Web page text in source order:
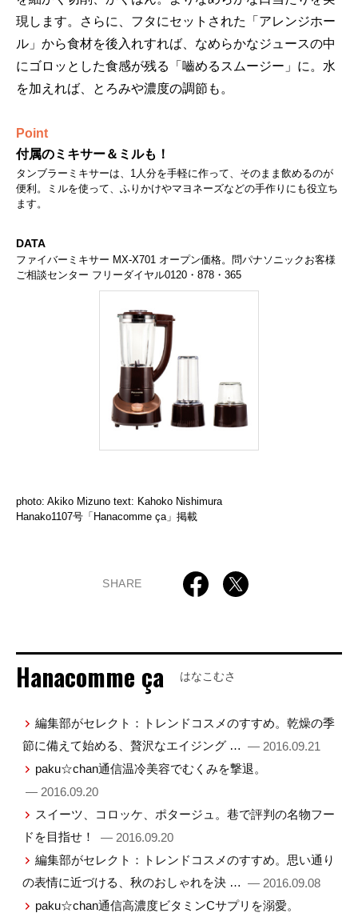
現します。さらに、フタにセットされた「アレンジホー
ル」から食材を後入れすれば、なめらかなジュースの中
にゴロッとした食感が残る「嚙めるスムージー」に。水
を加えれば、とろみや濃度の調節も。
Point
付属のミキサー＆ミルも！
タンブラーミキサーは、1人分を手軽に作って、そのまま飲めるのが
便利。ミルを使って、ふりかけやマヨネーズなどの手作りにも役立ち
ます。
DATA
ファイバーミキサー MX-X701 オープン価格。問パナソニックお客様
ご相談センター フリーダイヤル0120・878・365
photo: Akiko Mizuno text: Kahoko Nishimura
Hanako1107号「Hanacomme ça」掲載
SHARE
Hanacomme ça はなこむさ
編集部がセレクト：トレンドコスメのすすめ。乾燥の季
節に備えて始める、贅沢なエイジング … — 2016.09.21
paku☆chan通信温冷美容でむくみを撃退。
— 2016.09.20
スイーツ、コロッケ、ポタージュ。巷で評判の名物フー
ドを目指せ！
— 2016.09.20
編集部がセレクト：トレンドコスメのすすめ。思い通り
の表情に近づける、秋のおしゃれを決 … — 2016.09.08
paku☆chan通信高濃度ビタミンCサプリを溺愛。